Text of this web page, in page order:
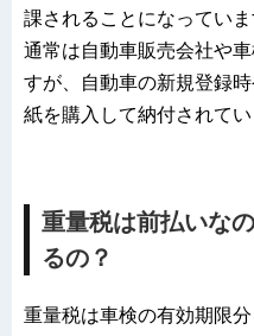
課されることになっていま
通常は自動車販売会社や
すが、自動車の新規登録
紙を購入して納付されてい
重量税は前払いな
るの？
重量税は車検の有効期限分